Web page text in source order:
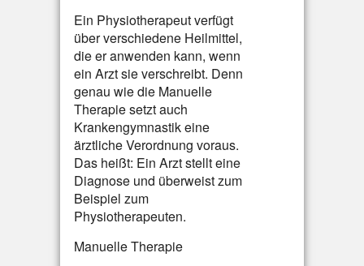
Ein Physiotherapeut verfügt
über verschiedene Heilmittel,
die er anwenden kann, wenn
ein Arzt sie verschreibt. Denn
genau wie die Manuelle
Therapie setzt auch
Krankengymnastik eine
ärztliche Verordnung voraus.
Das heißt: Ein Arzt stellt eine
Diagnose und überweist zum
Beispiel zum
Physiotherapeuten.
Manuelle Therapie